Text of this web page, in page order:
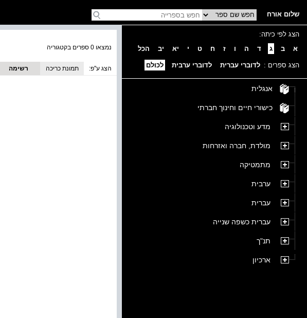
שלום אורח
הצג לפי כיתה:
א
ב ג ד ה ו ז ח ט י יא יב הכל
הצג ספרים : לדוברי עברית לדוברי ערבית לכולם
אנגלית
כישורי חיים וחינוך חברתי
מדע וטכנולוגיה
מולדת, חברה ואזרחות
מתמטיקה
ערבית
עברית
עברית כשפה שנייה
תנ"ך
ארכיון
נמצאו 0 ספרים בקטגוריה
הצג ע''פ: תמונת כריכה רשימה